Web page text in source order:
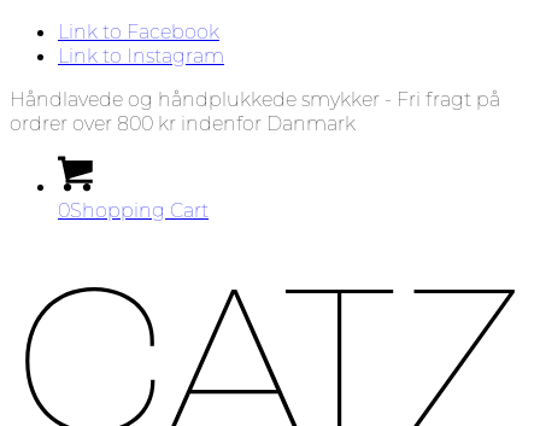
Link to Facebook
Link to Instagram
Håndlavede og håndplukkede smykker - Fri fragt på
ordrer over 800 kr indenfor Danmark
0Shopping Cart